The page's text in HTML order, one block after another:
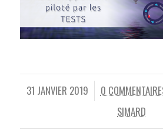
31 JANVIER 2019
/ 0 /
SIMARD